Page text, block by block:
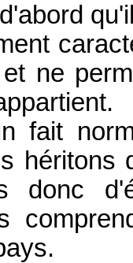
ne
fait
héritons
donc